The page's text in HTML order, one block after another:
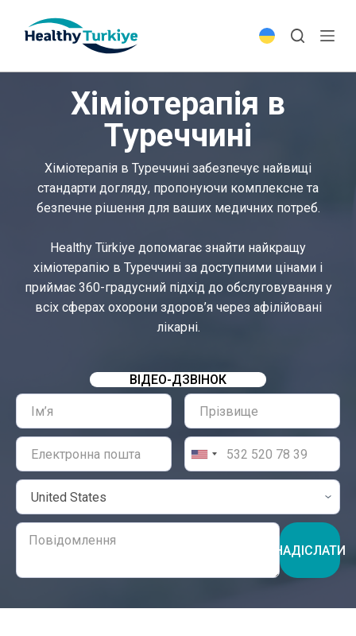
p
Хіміотерапія в
Туреччині
Хіміотерапія в Туреччині забезпечує найвищі
стандарти догляду, пропонуючи комплексне та
безпечне рішення для ваших медичних потреб.
Healthy Türkiye допомагає знайти найкращу
хіміотерапію в Туреччині за доступними цінами і
приймає 360-градусний підхід до обслуговування у
всіх сферах охорони здоров’я через афілійовані
лікарні.
ВІДЕО-ДЗВІНОК
НАДІСЛАТИ